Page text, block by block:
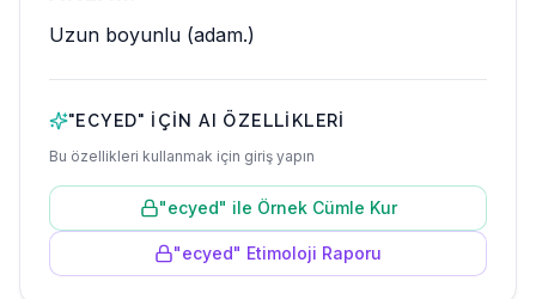
Uzun boyunlu (adam.)
"ECYED" IÇIN AI ÖZELLIKLERI
Bu özellikleri kullanmak için giriş yapın
"ecyed" ile Örnek Cümle Kur
"ecyed" Etimoloji Raporu